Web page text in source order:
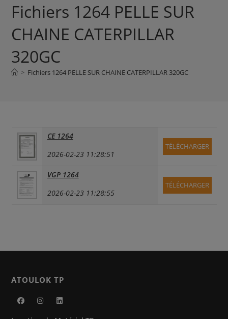
Fichiers 1264 PELLE SUR
CHAINE CATERPILLAR
320GC
> Fichiers 1264 PELLE SUR CHAINE CATERPILLAR 320GC
CE 1264
2026-02-23 11:28:51
TÉLÉCHARGER
VGP 1264
2026-02-23 11:28:55
TÉLÉCHARGER
ATOULOK TP